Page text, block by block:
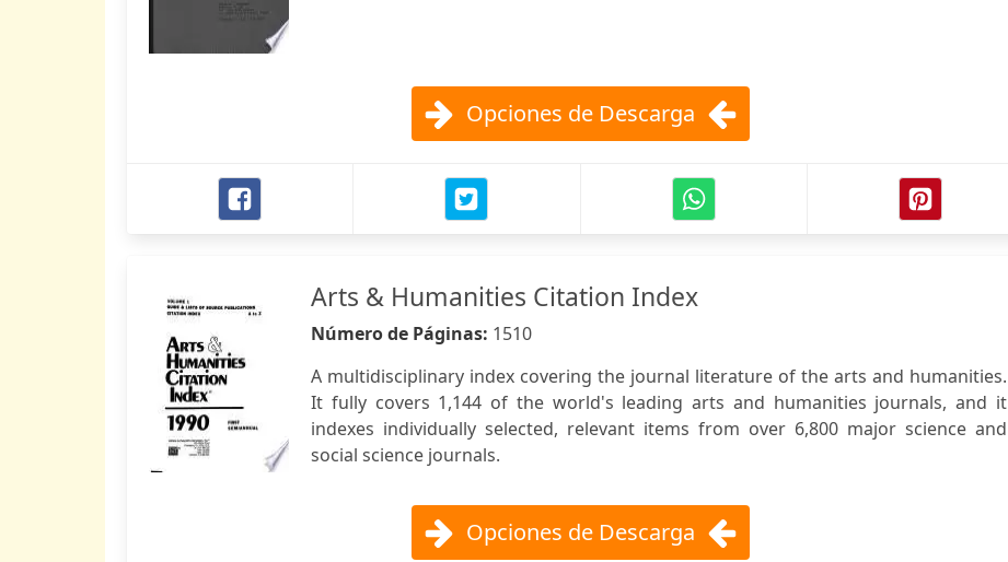
Opciones de Descarga
Arts & Humanities Citation Index
Número de Páginas: 1510
A multidisciplinary index covering the journal literature of the arts and humanities.
It fully covers 1,144 of the world's leading arts and humanities journals, and it
indexes individually selected, relevant items from over 6,800 major science and
social science journals.
Opciones de Descarga